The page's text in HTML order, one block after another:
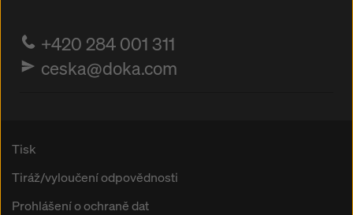
+420 284 001 311
ceska@doka.com
Tisk
Tiráž/vyloučení odpovědnosti
Prohlášení o ochraně dat